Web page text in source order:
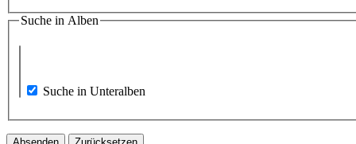
Suche in Alben
Suche in Unteralben